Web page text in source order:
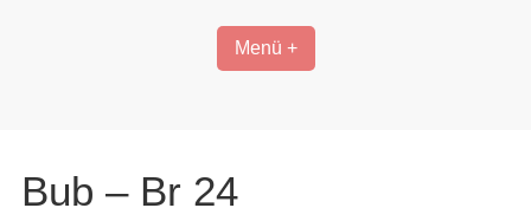
Menü +
Bub – Br 24